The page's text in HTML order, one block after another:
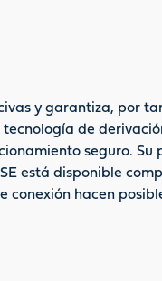
y garantiza, por
de
seguro. Su
está disponible
hacen